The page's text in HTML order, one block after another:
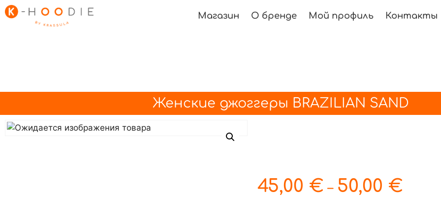
Магазин О бренде Мой профиль Контакты
Женские джоггеры BRAZILIAN SAND
45,00 € – 50,00 €